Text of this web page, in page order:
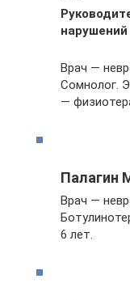
нарушений
Врач —
Сомнолог.
—
Палагин
Врач —
6 лет.